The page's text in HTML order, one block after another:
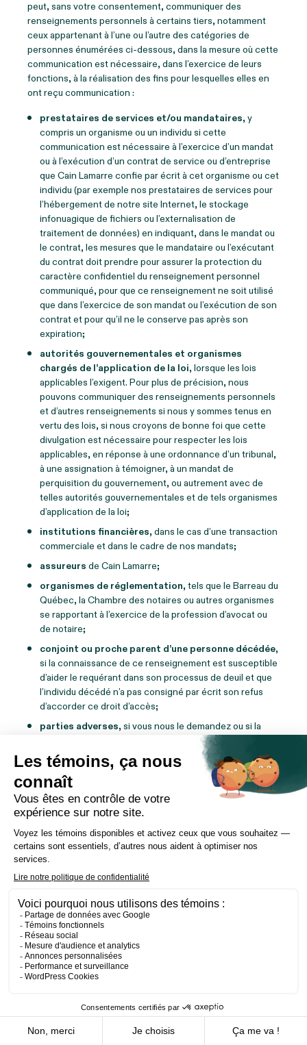
peut, sans votre consentement, communiquer des
renseignements personnels à certains tiers, notamment
ceux appartenant à l’une ou l’autre des catégories de
personnes énumérées ci-dessous, dans la mesure où cette
communication est nécessaire, dans l’exercice de leurs
fonctions, à la réalisation des fins pour lesquelles elles en
ont reçu communication :
prestataires de services et/ou mandataires, y
compris un organisme ou un individu si cette
communication est nécessaire à l’exercice d’un mandat
ou à l’exécution d’un contrat de service ou d’entreprise
que Cain Lamarre confie par écrit à cet organisme ou cet
individu (par exemple nos prestataires de services pour
l’hébergement de notre site Internet, le stockage
infonuagique de fichiers ou l’externalisation de
traitement de données) en indiquant, dans le mandat ou
le contrat, les mesures que le mandataire ou l’exécutant
du contrat doit prendre pour assurer la protection du
caractère confidentiel du renseignement personnel
communiqué, pour que ce renseignement ne soit utilisé
que dans l’exercice de son mandat ou l’exécution de son
contrat et pour qu’il ne le conserve pas après son
expiration;
autorités gouvernementales et organismes
chargés de l’application de la loi, lorsque les lois
applicables l’exigent. Pour plus de précision, nous
pouvons communiquer des renseignements personnels
et d’autres renseignements si nous y sommes tenus en
vertu des lois, si nous croyons de bonne foi que cette
divulgation est nécessaire pour respecter les lois
applicables, en réponse à une ordonnance d’un tribunal,
à une assignation à témoigner, à un mandat de
perquisition du gouvernement, ou autrement avec de
telles autorités gouvernementales et de tels organismes
d’application de la loi;
institutions financières, dans le cas d’une transaction
commerciale et dans le cadre de nos mandats;
assureurs de Cain Lamarre;
organismes de réglementation, tels que le Barreau du
Québec, la Chambre des notaires ou autres organismes
se rapportant à l’exercice de la profession d’avocat ou
de notaire;
conjoint ou proche parent d’une personne décédée,
si la connaissance de ce renseignement est susceptible
d’aider le requérant dans son processus de deuil et que
l’individu décédé n’a pas consigné par écrit son refus
d’accorder ce droit d’accès;
parties adverses, si vous nous le demandez ou si la
toute autre entité ou personne,
lorsque la loi nous
permet ou impose de communiquer un renseignement
personnel sans votre consentement.
Communication à l’extérieur du Québec :
renseignements personnels peuvent être communiqués à
l’extérieur du Québec, où des régimes juridiques
applicables à la protection des renseignements personnels
diffèrent de celui du Québec. Cette communication à
Lamarre confie à une personne ou à un organisme à
l’extérieur du Québec la tâche de recueillir, d’utiliser, de
communiquer ou de conserver pour son compte de tels
renseignements personnels. Toutefois, avant de
communiquer à l’extérieur du Québec un renseignement
personnel, Cain Lamarre procède à une évaluation des
bénéficierait d’une protection adéquate. Malgré tout, en
vertu d’une ordonnance légale rendue au Québec ou à
l’extérieur du Québec, vos renseignements personnels